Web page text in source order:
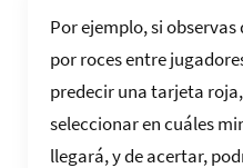
Por ejemplo, si
por roces entre
predecir una tarjeta
seleccionar en cuáles
llegará, y de acertar,